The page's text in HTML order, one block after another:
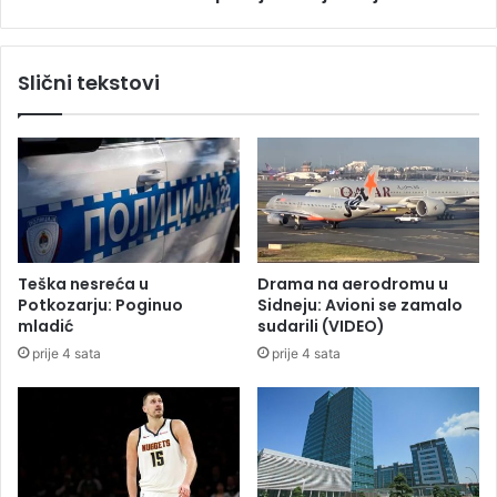
d
a
e
z
t
r
j
e
o
i
k
f
n
i
Slični tekstovi
Teška nesreća u
Potkozarju: Poginuo
mladić
prije 4 sata
Drama na aerodromu u
Sidneju: Avioni se zamalo
sudarili (VIDEO)
prije 4 sata